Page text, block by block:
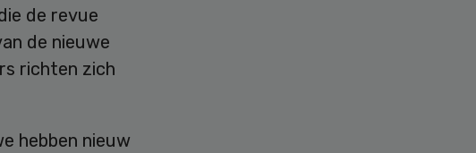
de revue
de nieuwe
richten zich
hebben nieuw